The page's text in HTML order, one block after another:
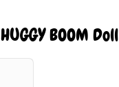
BOOM Doll